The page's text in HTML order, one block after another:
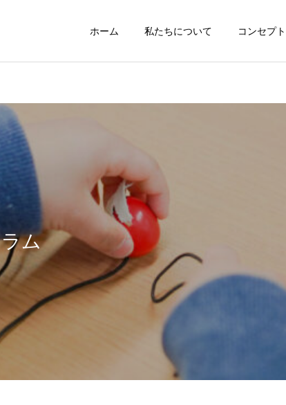
ホーム 私たちについて コンセプト
【ご報告】 ＼ダブル受賞
させていただきました／
小学部
ム